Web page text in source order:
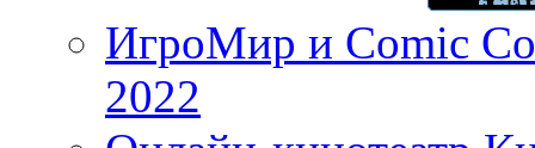
ИгроМир и Comic
2022